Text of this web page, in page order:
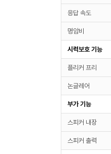
응답 속도
명암비
시력보호 기능
플리커 프리
논글레어
부가 기능
스피커 내장
스피커 출력